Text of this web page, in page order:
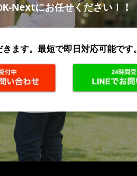
Nextにお任せください！！
ます。最短で即日対応可能です。